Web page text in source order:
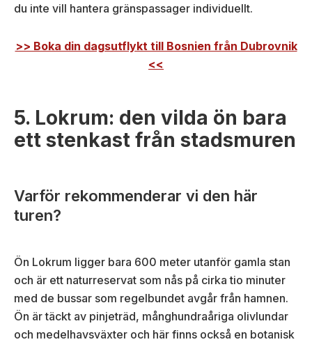
du inte vill hantera gränspassager individuellt.
>> Boka din dagsutflykt till Bosnien från Dubrovnik
<<
5. Lokrum: den vilda ön bara
ett stenkast från stadsmuren
Varför rekommenderar vi den här
turen?
Ön Lokrum ligger bara 600 meter utanför gamla stan
och är ett naturreservat som nås på cirka tio minuter
med de bussar som regelbundet avgår från hamnen.
Ön är täckt av pinjeträd, månghundraåriga olivlundar
och medelhavsväxter och här finns också en botanisk